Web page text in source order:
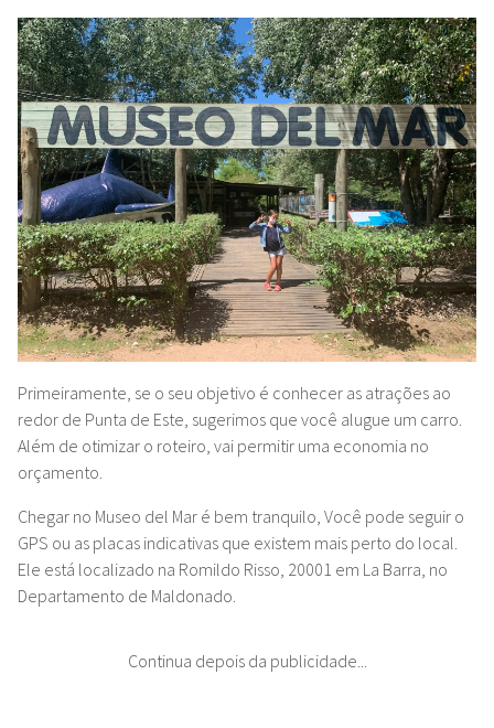
Primeiramente, se o seu objetivo é conhecer as atrações ao
redor de Punta de Este, sugerimos que você alugue um carro.
Além de otimizar o roteiro, vai permitir uma economia no
orçamento.
Chegar no Museo del Mar é bem tranquilo, Você pode seguir o
GPS ou as placas indicativas que existem mais perto do local.
Ele está localizado na Romildo Risso, 20001 em La Barra, no
Departamento de Maldonado.
Continua depois da publicidade...